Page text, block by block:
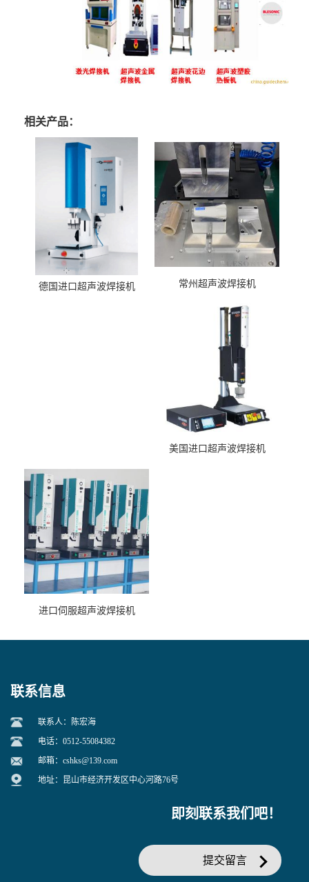
相关产品：
德国进口超声波焊接机 常州超声波焊接机
美国进口超声波焊接机
进口伺服超声波焊接机
联系信息
联系人：陈宏海
电话：0512-55084382
邮箱： cshks@139.com
地址：昆山市经济开发区中心河路76号
即刻联系我们吧！
提交留言